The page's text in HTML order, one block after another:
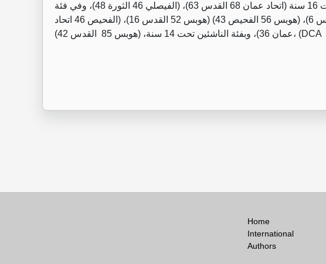
السريات السوري 40) وفي فئة الناشئين تحت 16 سنة (اتحاد عمان 68 القدس 63)، (الفيصلي 46 الثورة 48)، وفي فئة
الناشئات تحت 14 سنة (الاهلي 40 القدس 6)، (هوبس 56 الفحيص 43) (هوبس 52 القدس 16)، (الفحيص 46 اتحاد
Home
International
Authors